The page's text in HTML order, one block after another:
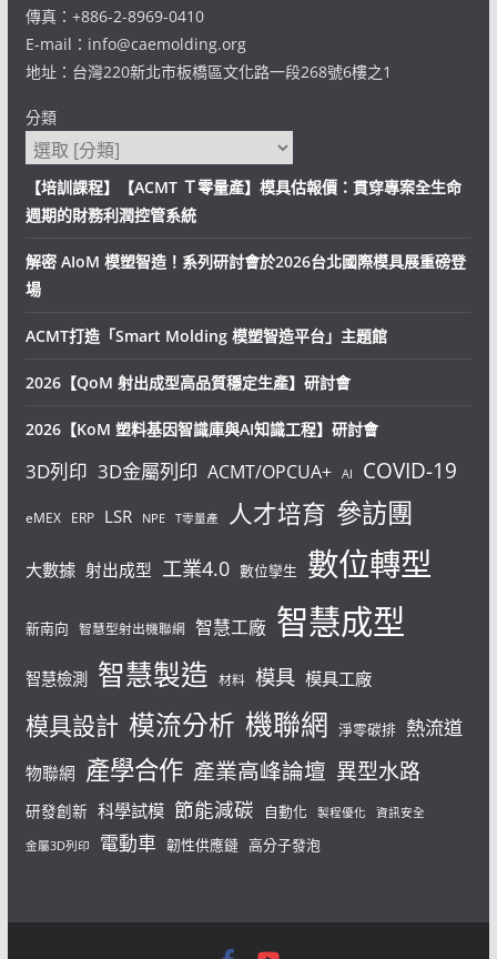
傳真：+886-2-8969-0410
E-mail：info@caemolding.org
地址：台灣220新北市板橋區文化路一段268號6樓之1
分類
【培訓課程】【ACMT Ｔ零量產】模具估報價：貫穿專案全生命
週期的財務利潤控管系統
解密 AIoM 模塑智造！系列研討會於2026台北國際模具展重磅登
場
ACMT打造「Smart Molding 模塑智造平台」主題館
2026【QoM 射出成型高品質穩定生產】研討會
2026【KoM 塑料基因智識庫與AI知識工程】研討會
3D列印 3D金屬列印 ACMT/OPCUA+ AI COVID-19
eMEX ERP LSR NPE T零量產 人才培育 參訪團
大數據 射出成型 工業4.0 數位孿生 數位轉型
新南向 智慧型射出機聯網 智慧工廠 智慧成型
智慧檢測 智慧製造 材料 模具 模具工廠
模具設計 模流分析 機聯網 淨零碳排 熱流道
物聯網 產學合作 產業高峰論壇 異型水路
研發創新 科學試模 節能減碳 自動化 製程優化 資訊安全
金屬3D列印 電動車 韌性供應鏈 高分子發泡